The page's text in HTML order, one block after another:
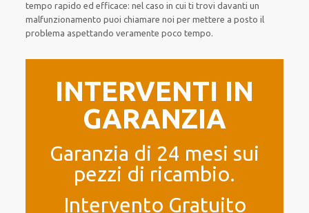
tempo rapido ed efficace: nel caso in cuiti trovi davantiun
malfunzionamento puoi chiamare noi permettere a posto il
problema aspettando veramente poco tempo.
INTERVENTI IN
GARANZIA
Garanzia di 24 mesi sui
pezzi di ricambio.
Intervento Gratuito